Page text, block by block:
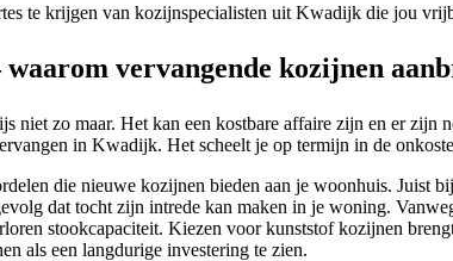
te krijgen van kozijnspecialisten uit Kwadijk die jou
vervangende kozijnen
zo maar. Het kan een kostbare affaire zijn en er zijn
in Kwadijk. Het scheelt je op termijn in de
die nieuwe kozijnen bieden aan je woonhuis.
dat tocht zijn intrede kan maken in je woning.
stookcapaciteit. Kiezen voor kunststof kozijnen
als een langdurige investering te zien.